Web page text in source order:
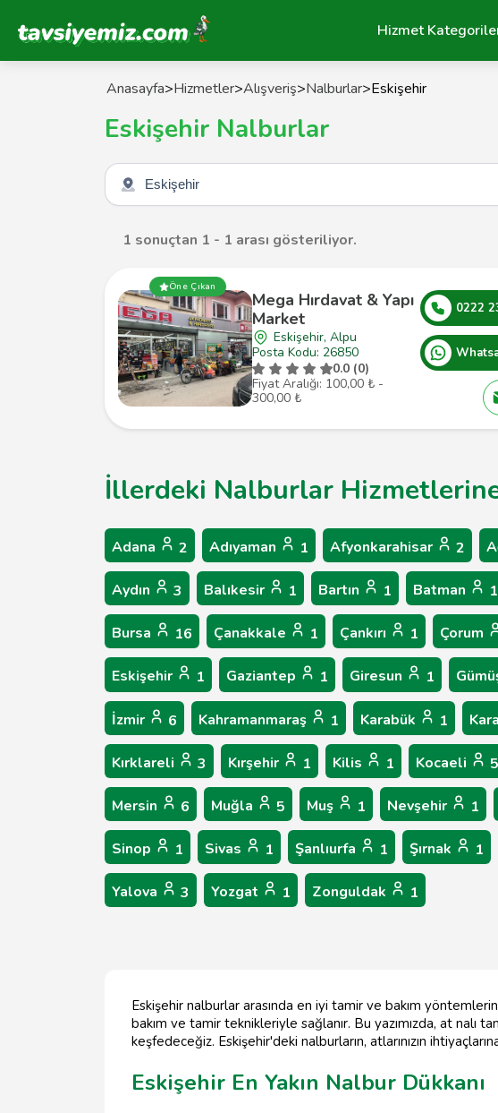
Tavsiyemiz Anasayfa Hizmet
Anasayfa>Hizmetler>Alışveriş>Nalburlar>Eskişehir
Eskişehir Nalburlar
Şehir seçin
1 sonuçtan 1 - 1 arası gösteriliyor.
Öne Çıkan
Mega Hırdavat & Yapı
Market
Eskişehir, Alpu
Posta Kodu: 26850
0.0 (0)
Fiyat Aralığı: 100,00 ₺ -
300,00 ₺
0222
İllerdeki Nalburlar
Adana 2 Adıyaman 1 Afyonkarahisar 2
Aydın 3 Balıkesir 1 Bartın 1 Batman 1
Bursa 16 Çanakkale 1 Çankırı 1 Çorum
Eskişehir 1 Gaziantep 1 Giresun 1
İzmir 6 Kahramanmaraş 1 Karabük 1
Kırklareli 3 Kırşehir 1 Kilis 1 Kocaeli 5
Mersin 6 Muğla 5 Muş 1 Nevşehir 1
Sinop 1 Sivas 1 Şanlıurfa 1 Şırnak 1
Yalova 3 Yozgat 1 Zonguldak 1
Eskişehir nalburlar arasında en iyi tamir ve bakım
bakım ve tamir teknikleriyle sağlanır. Bu yazımızda, at nalı
keşfedeceğiz. Eskişehir'deki nalburların, atlarınızın
Eskişehir En Yakın Nalbur Dükkanı